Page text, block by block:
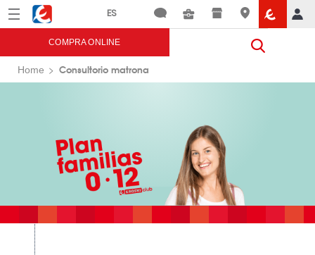
Menú Eroski
COMPRA ONLINE
Home Consultorio matrona